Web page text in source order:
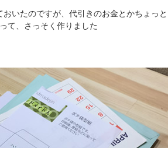
いたのですが、代引きのお金とかちょっ
て、さっそく作りました